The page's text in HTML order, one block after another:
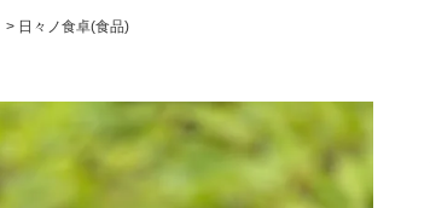
> 日々ノ食卓(食品)